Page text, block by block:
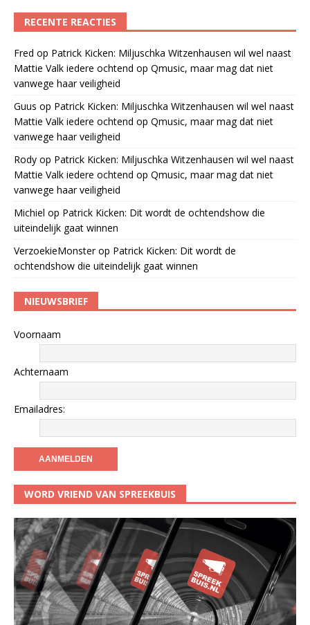
RECENTE REACTIES
Fred op Patrick Kicken: Miljuschka Witzenhausen wil wel naast
Mattie Valk iedere ochtend op Qmusic, maar mag dat niet
vanwege haar veiligheid
Guus op Patrick Kicken: Miljuschka Witzenhausen wil wel naast
Mattie Valk iedere ochtend op Qmusic, maar mag dat niet
vanwege haar veiligheid
Rody op Patrick Kicken: Miljuschka Witzenhausen wil wel naast
Mattie Valk iedere ochtend op Qmusic, maar mag dat niet
vanwege haar veiligheid
Michiel op Patrick Kicken: Dit wordt de ochtendshow die
uiteindelijk gaat winnen
VerzoekieMonsterop Patrick Kicken: Dit wordt de
ochtendshow die uiteindelijk gaat winnen
NIEUWSBRIEF
Voornaam
Achternaam
Emailadres:
WORD VRIEND VAN SPREEKBUIS